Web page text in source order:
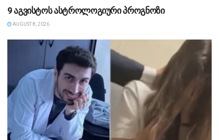
9 აგვისტოს ასტროლოგიური პროგნოზი
AUGUST 8, 2026